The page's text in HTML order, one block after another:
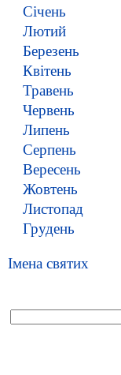
Січень
Лютий
Березень
Квітень
Травень
Червень
Липень
Серпень
Вересень
Жовтень
Листопад
Грудень
Імена святих